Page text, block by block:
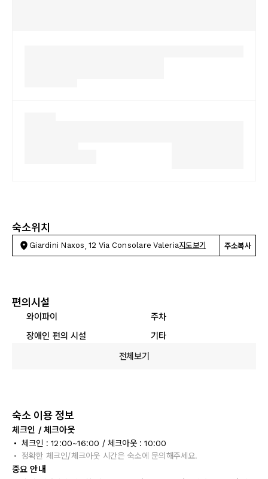
숙소위치
Giardini Naxos, 12 Via Consolare Valeria지도보기 주소복사
편의시설
와이파이
주차
장애인 편의 시설
기타
전체보기
숙소 이용 정보
체크인 / 체크아웃
체크인 : 12:00~16:00 / 체크아웃 : 10:00
정확한 체크인/체크아웃 시간은 숙소에 문의해주세요.
중요 안내